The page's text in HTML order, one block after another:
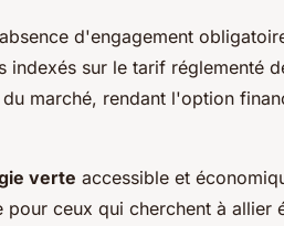
d'engagement
sur le tarif réglementé
marché, rendant l'option
verte accessible et
ceux qui cherchent à allier